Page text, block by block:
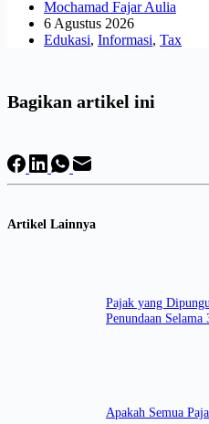
Mochamad Fajar Aulia
6 Agustus 2026
Edukasi, Informasi, Tax
Bagikan artikel ini
Artikel Lainnya
Pajak yang
Penundaan Selama
Apakah Semua